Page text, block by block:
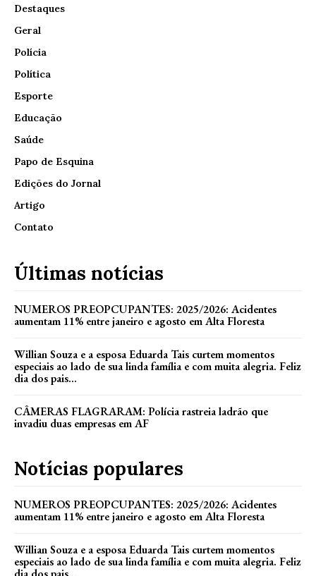
Destaques
Geral
Polícia
Política
Esporte
Educação
Saúde
Papo de Esquina
Edições do Jornal
Artigo
Contato
Últimas notícias
NUMEROS PREOPCUPANTES: 2025/2026: Acidentes
aumentam 11% entre janeiro e agosto em Alta Floresta
Willian Souza e a esposa Eduarda Tais curtem momentos
especiais ao lado de sua linda família e com muita alegria. Feliz
dia dos pais...
CÂMERAS FLAGRARAM: Polícia rastreia ladrão que
invadiu duas empresas em AF
Notícias populares
NUMEROS PREOPCUPANTES: 2025/2026: Acidentes
aumentam 11% entre janeiro e agosto em Alta Floresta
Willian Souza e a esposa Eduarda Tais curtem momentos
especiais ao lado de sua linda família e com muita alegria. Feliz